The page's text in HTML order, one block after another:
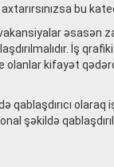
bu
əsasən
İş
kifayət
olaraq
şəkildə